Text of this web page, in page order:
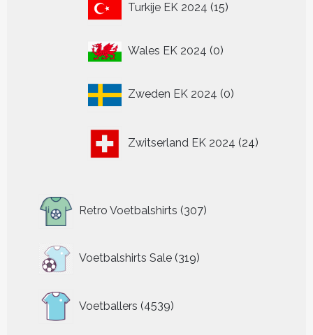
Turkije EK 2024 15
producten
Wales EK 2024 00
Zweden EK 2024 0
producten
Zwitserland EK 2024 24
producten
Retro Voetbalshirts 307
producten
Voetbalshirts Sale 319
319
Voetballers 4539
producten